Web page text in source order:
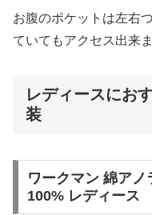
お腹のポケットは左右
ていてもアクセス出来ま
レディースにお
装
ワークマン 綿ア
100% レディース